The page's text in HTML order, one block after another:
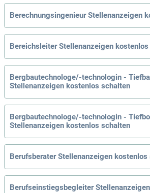
Berechnungsingenieur Stellenanzeigen
Bereichsleiter Stellenanzeigen
Bergbautechnologe/-technologin -
Stellenanzeigen kostenlos schalten
Bergbautechnologe/-technologin -
Stellenanzeigen kostenlos schalten
Berufsberater Stellenanzeigen
Berufseinstiegsbegleiter